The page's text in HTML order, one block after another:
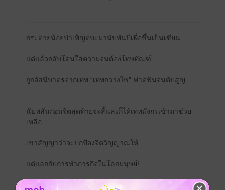
กระต่ายน้อยบำเพ็ญตบะมานับพันปีเพื่อขึ้นเป็นเซียน
แต่แล้วกลับโดนใส่ความจนต้องโทษทัณฑ์
ถูกอัสนีบาตรจากเทพ “เทพกวางไซ่” ฟาดฟันจนดับสูญ
ฉับพลันก่อนจิตสุดท้ายจะสิ้นลงก็ได้เทพมังกรเข้ามาช่วย
เหลือ
เขาสัญญาว่าจะปกป้องจิตวิญญาณให้
แต่แลกกับการทำภารกิจในโลกมนุษย์!